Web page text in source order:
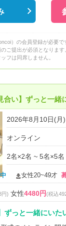
）の会員登録が必要で
ご提出が必須となります
フは同席しません。
合い】ずっと一
2026年8月10日(
オンライン
2名×2名 ~ 5名×5名
女性20~49才募
円) 女性4480円(税込
ずっと一緒にいた